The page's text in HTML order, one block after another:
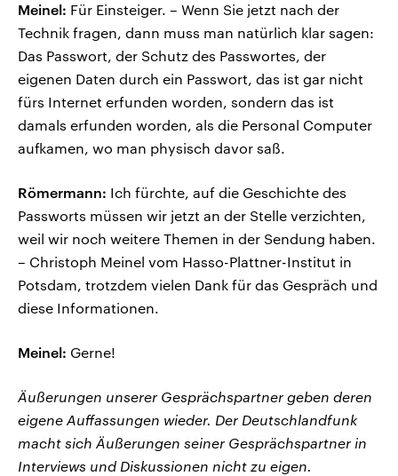
Meinel: Für Einsteiger. – Wenn Sie jetzt nach der
Technik fragen, dann muss man natürlich klar sagen:
Das Passwort, der Schutz des Passwortes, der
eigenen Daten durch ein Passwort, das ist gar nicht
fürs Internet erfunden worden, sondern das ist
damals erfunden worden, als die Personal Computer
aufkamen, wo man physisch davor saß.
Römermann: Ich fürchte, auf die Geschichte des
Passworts müssen wir jetzt an der Stelle verzichten,
weil wir noch weitere Themen in der Sendung haben.
– Christoph Meinel vom Hasso-Plattner-Institut in
Potsdam, trotzdem vielen Dank für das Gespräch und
diese Informationen.
Meinel: Gerne!
Äußerungen unserer Gesprächspartner geben deren
eigene Auffassungen wieder. Der Deutschlandfunk
macht sich Äußerungen seiner Gesprächspartner in
Interviews und Diskussionen nicht zu eigen.